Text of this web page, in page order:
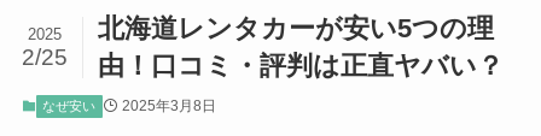
北海道レンタカーが安い5つの理
由！口コミ・評判は正直ヤバい？
2025
2/25
なぜ安い 2025年3月8日